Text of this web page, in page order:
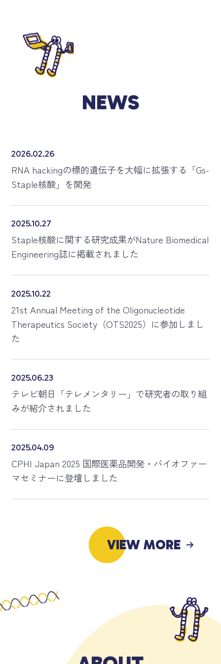
NEWS
2026.02.26
RNA hackingの標的遺伝子を大幅に拡張する「Gs-
Staple核酸」を開発
2025.10.27
Staple核酸に関する研究成果がNature Biomedical
Engineering誌に掲載されました
2025.10.22
21st Annual Meeting of the Oligonucleotide
Therapeutics Society（OTS2025）に参加しまし
た
2025.06.23
テレビ朝日「テレメンタリー」で研究者の取り組
みが紹介されました
2025.04.09
CPHI Japan 2025 国際医薬品開発・バイオファー
マセミナーに登壇しました
VIEW MORE